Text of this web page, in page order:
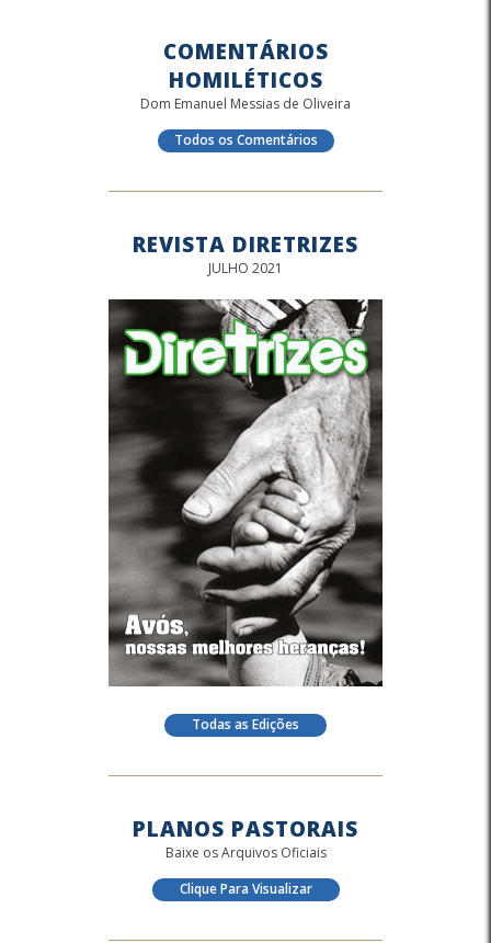
COMENTÁRIOS
HOMILÉTICOS
Dom Emanuel Messias de Oliveira
Todos os Comentários
REVISTA DIRETRIZES
JULHO 2021
Todas as Edições
PLANOS PASTORAIS
Baixe os Arquivos Oficiais
Clique Para Visualizar